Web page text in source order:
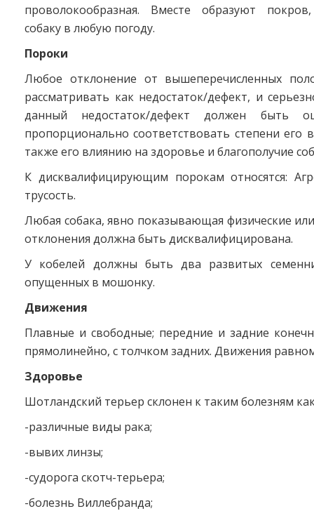
проволокообразная. Вместе образуют
собаку в любую погоду.
Пороки
Любое отклонение от вышеперечисленных
рассматривать как недостаток/дефект, и
данный недостаток/дефект должен быть
пропорционально соответствовать степени его
также его влиянию на здоровье и благополучие
К дисквалифицирующим порокам относятся:
трусость.
Любая собака, явно показывающая физические
отклонения должна быть дисквалифицирована.
У кобелей должны быть два развитых
опущенных в мошонку.
Движения
Плавные и свободные; передние и задние
прямолинейно, с толчком задних. Движения
Здоровье
Шотландский терьер склонен к таким болезням
-различные виды рака;
-вывих линзы;
-судорога скотч-терьера;
-болезнь Виллебранда;